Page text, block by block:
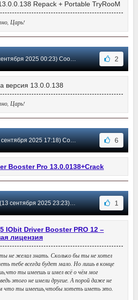
Repack + Portable TryRooM
Царь!
2025 00:23) Сообщение #3707 2
версия 13.0.0.138
Царь!
2025 17:18) Сообщение #3706 6
Booster Pro 13.0.0138+Crack
сентября 2025 23:23) Сообщение #3705 1
IObit Driver Booster PRO 12 –
лицензия
не желал знать. Сколько бы ты не хотел
тебе всегда будет мало. Но лишь в конце
ты имеешь и имел всё о чём мог
этого не имели другие. А порой даже не
что ты имеешь,чтобы хотеть иметь это.